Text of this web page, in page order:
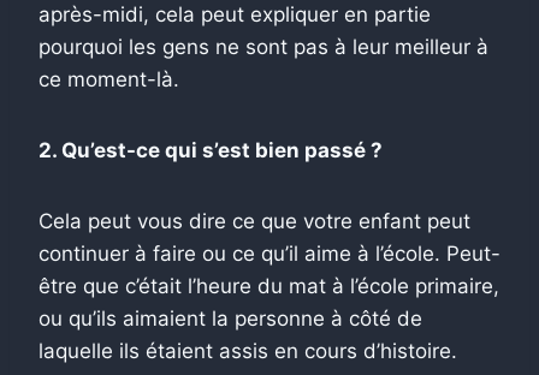
après-midi, cela peut expliquer en partie
pourquoi les gens ne sont pas à leur meilleur à
ce moment-là.
2. Qu’est-ce qui s’est bien passé ?
Cela peut vous dire ce que votre enfant peut
continuer à faire ou ce qu’il aime à l’école. Peut-
être que c’était l’heure du mat à l’école primaire,
ou qu’ils aimaient la personne à côté de
laquelle ils étaient assis en cours d’histoire.